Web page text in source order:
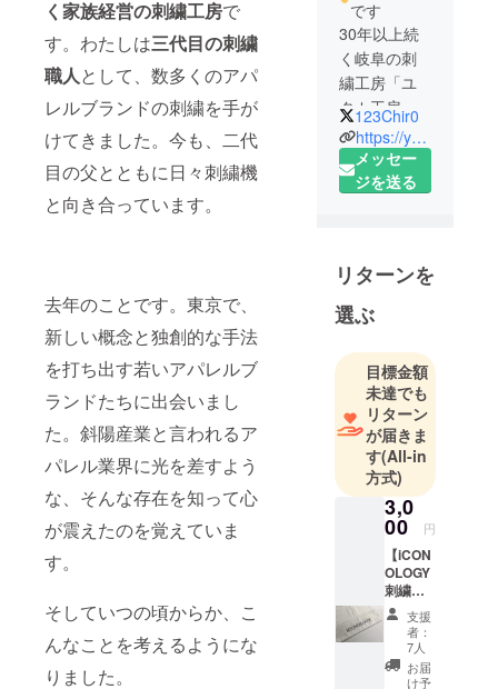
く家族経営の刺繍工房で
す。わたしは三代目の刺繍
職人として、数多くのアパ
レルブランドの刺繍を手が
けてきました。今も、二代
目の父とともに日々刺繍機
と向き合っています。
去年のことです。東京で、
新しい概念と独創的な手法
を打ち出す若いアパレルブ
ランドたちに出会いまし
た。斜陽産業と言われるア
パレル業界に光を差すよう
な、そんな存在を知って心
が震えたのを覚えていま
す。
そしていつの頃からか、こ
んなことを考えるようにな
りました。
です
30年以上続
く岐阜の刺
繍工房「ユ
タカ工房」
の3代目。
父である2代
目ととも
ドから小規
模なアパレ
ルブランド
まで、さま
ざまなブラ
ンドやメー
カーの刺繍
を手がけて
いる。パン
チングがで
きる刺繍職
人。経験に
基づく確か
な刺繍技術
と、柔軟な
対応力が強
み。やった
123Chir0
https://yutakaemb.com
メッセー
ジを送る
リターンを
選ぶ
目標金額
未達でも
リターン
が届きま
す(All-in
方式)
3,0
00 円
【iCON
OLOGY
刺繍入
りフェ
イスタ
オル】
ワン
ピース
支援
者：
7人
お届
け予